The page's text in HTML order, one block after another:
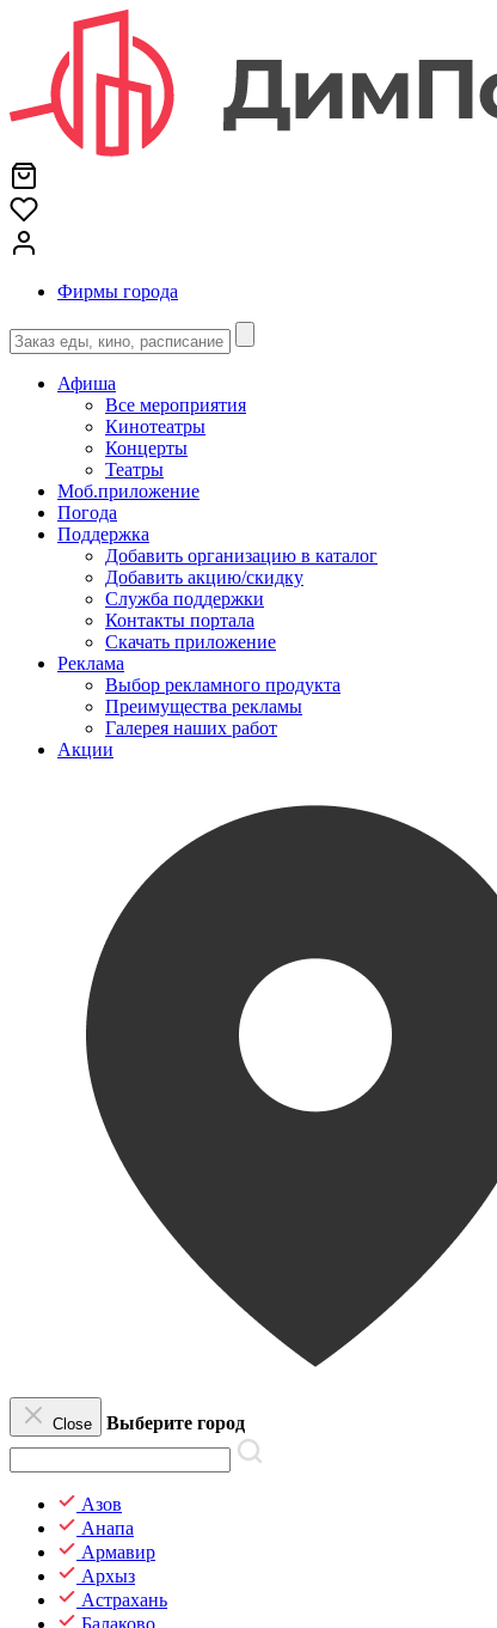
Фирмы города
Афиша
Все мероприятия
Кинотеатры
Концерты
Театры
Моб.приложение
Погода
Поддержка
Добавить организацию в каталог
Добавить акцию/скидку
Служба поддержки
Контакты портала
Скачать приложение
Реклама
Выбор рекламного продукта
Преимущества рекламы
Галерея наших работ
Акции
Close Выберите город
Азов
Анапа
Армавир
Архыз
Астрахань
Балаково